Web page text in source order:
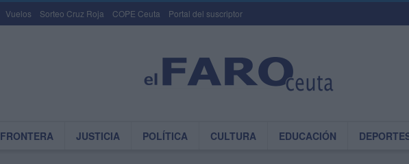
Vuelos Sorteo Cruz Roja COPE Ceuta Portal del suscriptor
FRONTERA JUSTICIA POLÍTICA CULTURA EDUCACIÓN